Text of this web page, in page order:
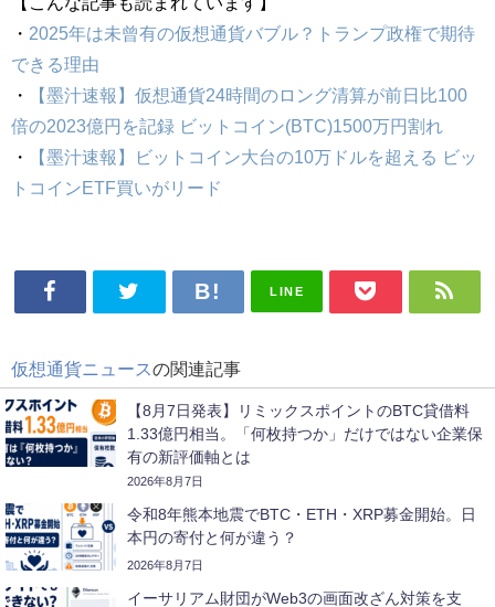
・ 2025年は未曾有の仮想通貨バブル？トランプ政権で期待
できる理由
・
【墨汁速報】仮想通貨24時間のロング清算が前日比100
倍の2023億円を記録 ビットコイン(BTC)1500万円割れ
・
【墨汁速報】ビットコイン大台の10万ドルを超える ビッ
トコインETF買いがリード
LINE
仮想通貨ニュースの関連記事
【8月7日発表】リミックスポイントのBTC貸借料
1.33億円相当。「何枚持つか」だけではない企業保
有の新評価軸とは
2026年8月7日
令和8年熊本地震でBTC・ETH・XRP募金開始。日
本円の寄付と何が違う？
2026年8月7日
イーサリアム財団がWeb3の画面改ざん対策を支